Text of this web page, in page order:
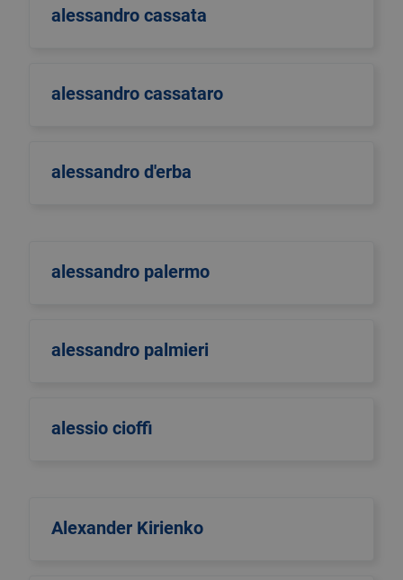
alessandro cassata
alessandro cassataro
alessandro d'erba
alessandro palermo
alessandro palmieri
alessio cioffi
Alexander Kirienko